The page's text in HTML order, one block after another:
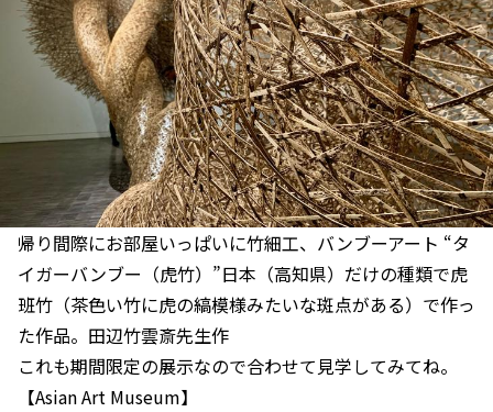
帰り間際にお部屋いっぱいに竹細工、バンブーアート “タ
イガーバンブー（虎竹）”日本（高知県）だけの種類で虎
班竹（茶色い竹に虎の縞模様みたいな斑点がある）で作っ
た作品。田辺竹雲斎先生作
これも期間限定の展示なので合わせて見学してみてね。
【Asian Art Museum】